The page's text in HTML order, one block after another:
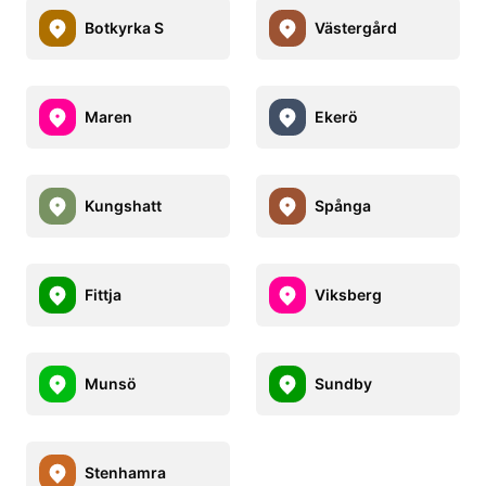
Botkyrka S Västergård
Maren Ekerö
Kungshatt Spånga
Fittja Viksberg
Munsö Sundby
Stenhamra